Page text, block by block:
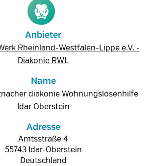
Anbieter
Rheinland-Westfalen-Lippe e.V. -
Diakonie RWL
Name
diakonie Wohnungslosenhilfe
Idar Oberstein
Adresse
Amtsstraße 4
55743 Idar-Oberstein
Deutschland